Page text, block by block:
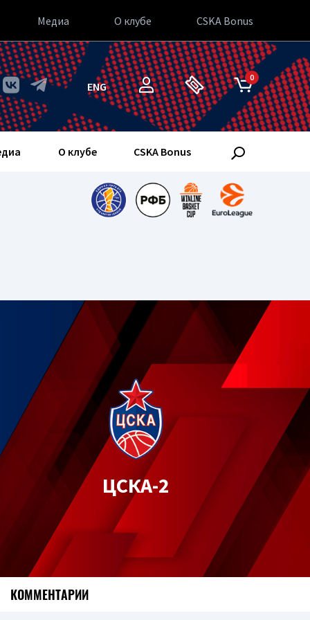
Медиа О клубе CSKA Bonus
ENG
0
О клубе CSKA Bonus
ЦСКА-2
КОММЕНТАРИИ